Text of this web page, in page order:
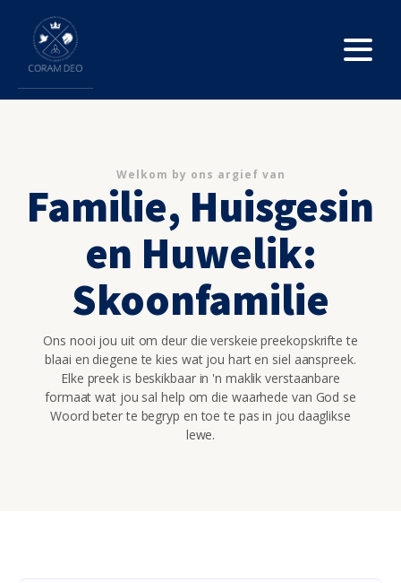
Welkom by ons argief van
Familie, Huisgesin
en Huwelik:
Skoonfamilie
Ons nooi jou uit om deur die verskeie preekopskrifte te
blaai en diegene te kies wat jou hart en siel aanspreek.
Elke preek is beskikbaar in 'n maklik verstaanbare
formaat wat jou sal help om die waarhede van God se
Woord beter te begryp en toe te pas in jou daaglikse
lewe.